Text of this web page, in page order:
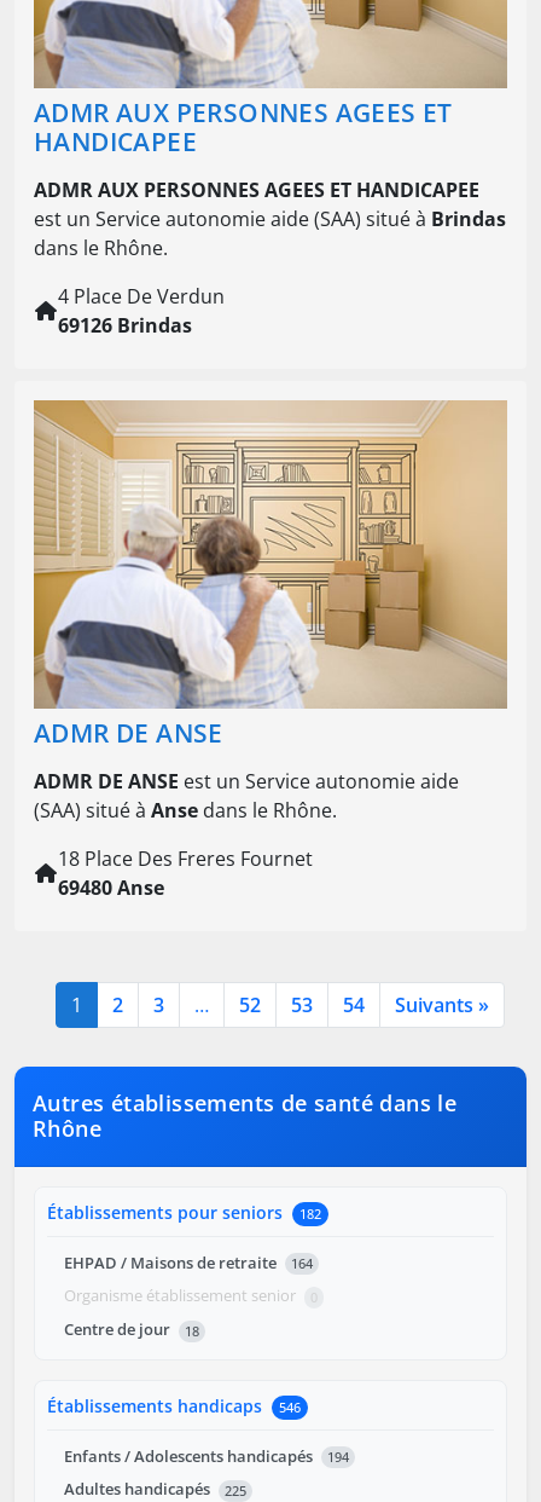
ADMR AUX PERSONNES AGEES ET
HANDICAPEE
ADMR AUX PERSONNES AGEES ET HANDICAPEE
est un Service autonomie aide (SAA) situé à Brindas
dans le Rhône.
4 Place De Verdun
69126 Brindas
ADMR DE ANSE
ADMR DE ANSE est un Service autonomie aide
(SAA) situé à Anse dans le Rhône.
18 Place Des Freres Fournet
69480 Anse
1 2 3 … 52 53 54 Suivants »
Autres établissements de santé dans le
Rhône
Établissements pour seniors 182
EHPAD / Maisons de retraite 164
Organisme établissement senior 0
Centre de jour 18
Établissements handicaps 546
Enfants / Adolescents handicapés 194
Adultes handicapés 225